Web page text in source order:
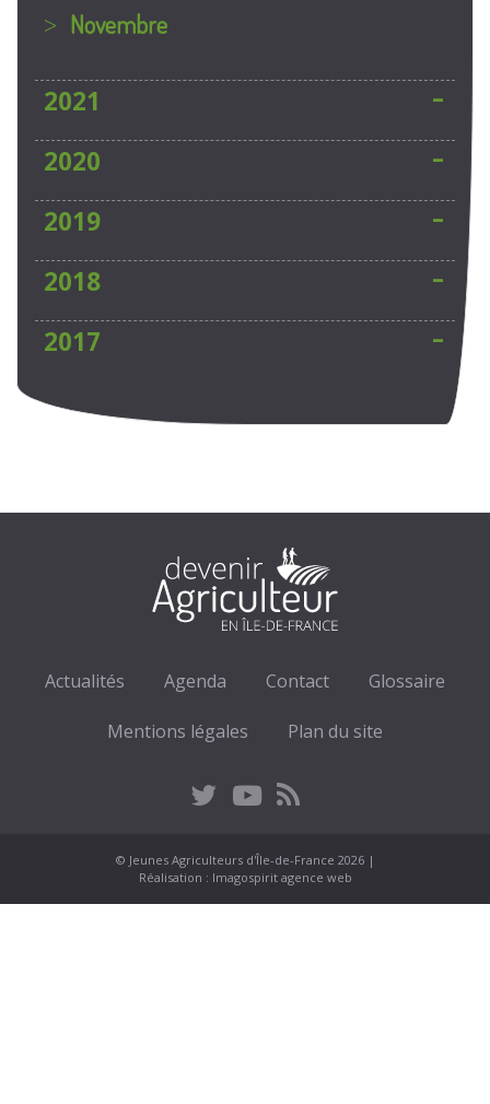
novembre
2021
2020
2019
2018
2017
Actualités Agenda Contact Glossaire
Mentions légales Plan du site
© Jeunes Agriculteurs d'Île-de-France 2026 |
Réalisation : Imagospirit agence web